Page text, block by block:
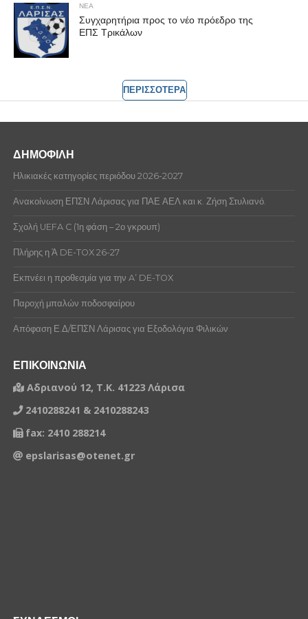
ΝΕΑ
Συγχαρητήρια προς το νέο πρόεδρο της
ΕΠΣ Τρικάλων
ΠΕΡΙΣΣΟΤΕΡΑ
ΔΗΜΟΦΙΛΗ
Ηλικιακές κατηγορίες περιόδου 2026-2027
Ανακοίνωση ΕΠΣΝ Λάρισας για ΠΑΕ ΑΕΛ και κ. Ζήση Στυλιανό.
Σχολή UEFA C (1η φάση – 2ο γκρουπ)
Πλήρης η Ά DE-TOX 26-27
Εκπνέει η προθεσμία για την A’ DE-TOX
Παροχή μπαλών ποδοσφαίρου
Απόφαση Ε.Δ/ΕΠΣΝ Λάρισας για Εξοδολόγια Φιλικών
ΕΠΙΚΟΙΝΩΝΙΑ
Αδριανού 12, Τ.Κ. 41223 Λάρισα
2410288241 & 2410288243
fax: 2410 288214
epslarisas@otenet.gr